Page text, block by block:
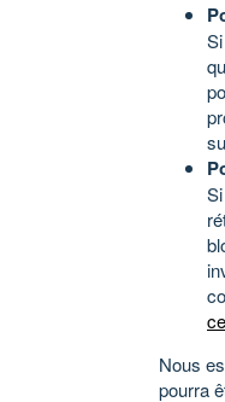
Nous
pourra